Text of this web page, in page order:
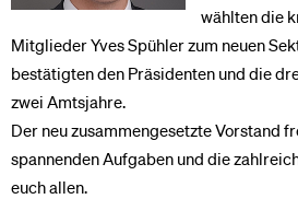
wählten die
Mitglieder Yves Spühler zum neuen
bestätigten den Präsidenten und die
zwei Amtsjahre.
Der neu zusammengesetzte Vorstand
spannenden Aufgaben und die
euch allen.